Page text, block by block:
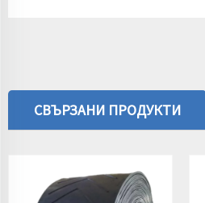
СВЪРЗАНИ ПРОДУКТИ